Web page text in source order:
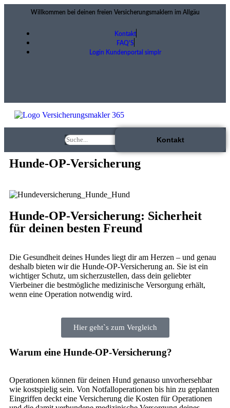
Willkommen bei deinen freien Versicherungsmaklern im Allgäu
Kontakt
FAQ'S
Login Kundenportal simplr
Kontakt
Hunde-OP-Versicherung
Hunde-OP-Versicherung: Sicherheit
für deinen besten Freund
Die Gesundheit deines Hundes liegt dir am Herzen – und genau
deshalb bieten wir die Hunde-OP-Versicherung an. Sie ist ein
wichtiger Schutz, um sicherzustellen, dass dein geliebter
Vierbeiner die bestmögliche medizinische Versorgung erhält,
wenn eine Operation notwendig wird.
Hier geht`s zum Vergleich
Warum eine Hunde-OP-Versicherung?
Operationen können für deinen Hund genauso unvorhersehbar
wie kostspielig sein. Von Notfalloperationen bis hin zu geplanten
Eingriffen deckt eine Versicherung die Kosten für Operationen